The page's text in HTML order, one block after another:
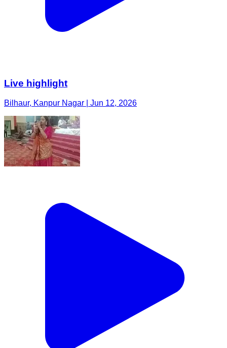
Live highlight
Live highlight